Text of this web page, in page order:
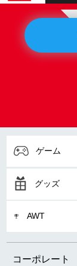
ゲーム
グッズ
AWT
コーポレート